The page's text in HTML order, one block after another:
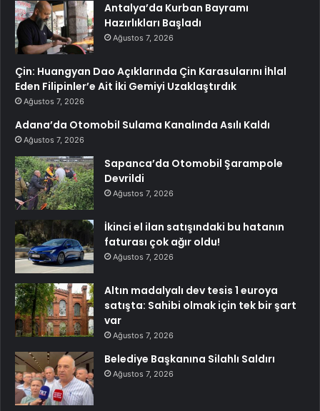
Antalya’da Kurban Bayramı
Hazırlıkları Başladı
Ağustos 7, 2026
Çin: Huangyan Dao Açıklarında Çin Karasularını İhlal
Eden Filipinler’e Ait İki Gemiyi Uzaklaştırdık
Ağustos 7, 2026
Adana’da Otomobil Sulama Kanalında Asılı Kaldı
Ağustos 7, 2026
Sapanca’da Otomobil Şarampole
Devrildi
Ağustos 7, 2026
İkinci el ilan satışındaki bu hatanın
faturası çok ağır oldu!
Ağustos 7, 2026
Altın madalyalı dev tesis 1 euroya
satışta: Sahibi olmak için tek bir şart
var
Ağustos 7, 2026
Belediye Başkanına Silahlı Saldırı
Ağustos 7, 2026